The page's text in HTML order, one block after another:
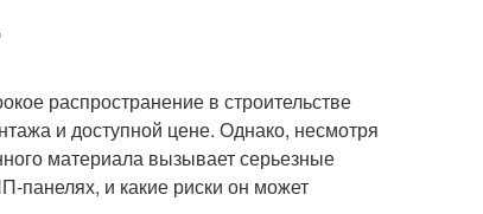
распространение в строительстве
и доступной цене. Однако, несмотря
материала вызывает серьезные
панелях, и какие риски он может